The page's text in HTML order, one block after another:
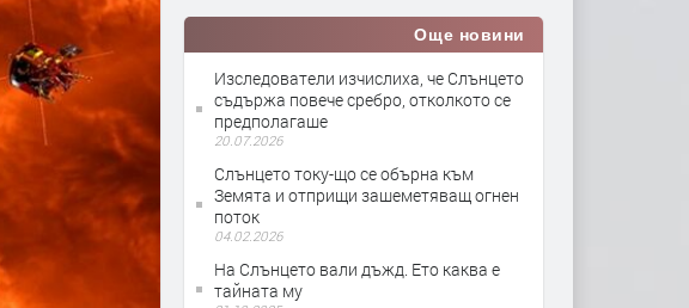
Още новини
Изследователи изчислиха, че Слънцето
съдържа повече сребро, отколкото се
предполагаше
20.07.2026
Слънцето току-що се обърна към
Земята и отприщи зашеметяващ огнен
поток
04.02.2026
На Слънцето вали дъжд. Ето каква е
тайната му